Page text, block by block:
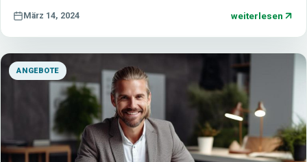
März 14, 2024 weiterlesen
ANGEBOTE